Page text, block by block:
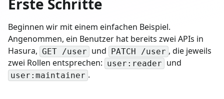
Erste Schritte
Beginnen wir mit einem einfachen Beispiel.
Angenommen, ein Benutzer hat bereits zwei APIs in
Hasura, GET /user und PATCH /user , die jeweils
zwei Rollen entsprechen: user:reader und
user:maintainer .